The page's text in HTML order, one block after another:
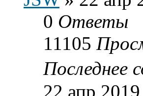
0 Ответы
11105
Последнее
22 апр